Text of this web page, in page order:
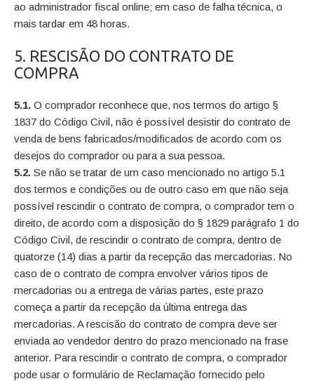
ao administrador fiscal online; em caso de falha técnica, o
mais tardar em 48 horas.
5. RESCISÃO DO CONTRATO DE
COMPRA
5.1.O comprador reconhece que, nos termos do artigo §
1837 do Código Civil, não é possível desistir do contrato de
venda de bens fabricados/modificados de acordo com os
desejos do comprador ou para a sua pessoa.
5.2.Se não se tratar de um caso mencionado no artigo 5.1
dos termos e condições ou de outro caso em que não seja
possível rescindir o contrato de compra, o comprador tem o
direito, de acordo com a disposição do § 1829 parágrafo 1 do
Código Civil, de rescindir o contrato de compra, dentro de
quatorze (14) dias a partir da recepção das mercadorias. No
caso de o contrato de compra envolver vários tipos de
mercadorias ou a entrega de várias partes, este prazo
começa a partir da recepção da última entrega das
mercadorias. A rescisão do contrato de compra deve ser
enviada ao vendedor dentro do prazo mencionado na frase
anterior. Para rescindir o contrato de compra, o comprador
pode usar o formulário de Reclamação fornecido pelo